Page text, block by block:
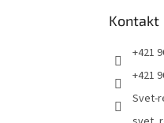
Kontakt
+421
+421
Svet-